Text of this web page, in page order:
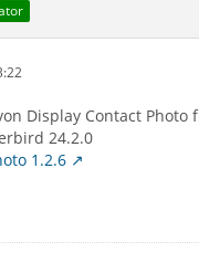
Display Contact
24.2.0
1.2.6